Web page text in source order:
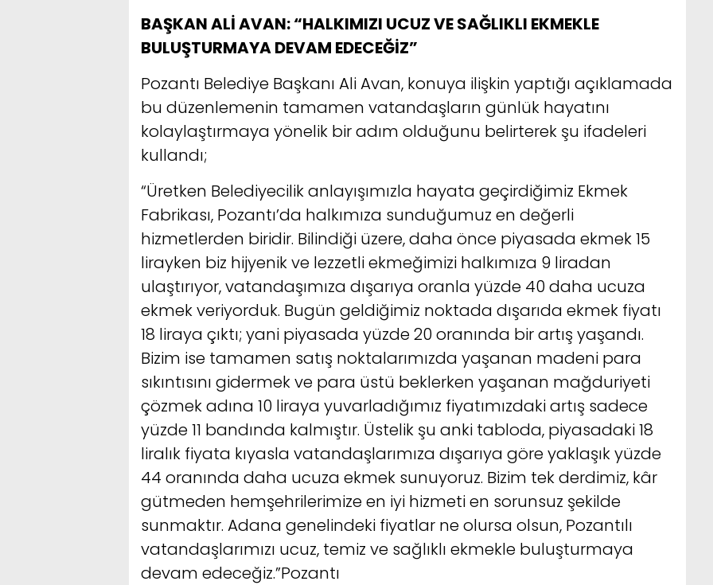
BAŞKAN ALİ AVAN: “HALKIMIZI UCUZ VE SAĞLIKLI EKMEKLE
BULUŞTURMAYA DEVAM EDECEĞİZ”
Pozantı Belediye Başkanı Ali Avan, konuya ilişkin yaptığı açıklamada
bu düzenlemenin tamamen vatandaşların günlük hayatını
kolaylaştırmaya yönelik bir adım olduğunu belirterek şu ifadeleri
kullandı;
“Üretken Belediyecilik anlayışımızla hayata geçirdiğimiz Ekmek
Fabrikası, Pozantı’da halkımıza sunduğumuz en değerli
hizmetlerden biridir. Bilindiği üzere, daha önce piyasada ekmek 15
lirayken biz hijyenik ve lezzetli ekmeğimizi halkımıza 9 liradan
ulaştırıyor, vatandaşımıza dışarıya oranla yüzde 40 daha ucuza
ekmek veriyorduk. Bugün geldiğimiz noktada dışarıda ekmek fiyatı
18 liraya çıktı; yani piyasada yüzde 20 oranında bir artış yaşandı.
Bizim ise tamamen satış noktalarımızda yaşanan madeni para
sıkıntısını gidermek ve para üstü beklerken yaşanan mağduriyeti
çözmek adına 10 liraya yuvarladığımız fiyatımızdaki artış sadece
yüzde 11 bandında kalmıştır. Üstelik şu anki tabloda, piyasadaki 18
liralık fiyata kıyasla vatandaşlarımıza dışarıya göre yaklaşık yüzde
44 oranında daha ucuza ekmek sunuyoruz. Bizim tek derdimiz, kâr
gütmeden hemşehrilerimize en iyi hizmeti en sorunsuz şekilde
sunmaktır. Adana genelindeki fiyatlar ne olursa olsun, Pozantılı
vatandaşlarımızı ucuz, temiz ve sağlıklı ekmekle buluşturmaya
devam edeceğiz.”Pozantı